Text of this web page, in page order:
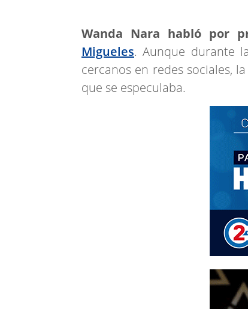
Wanda Nara habló por
Migueles. Aunque durante
cercanos en redes sociales,
que se especulaba.